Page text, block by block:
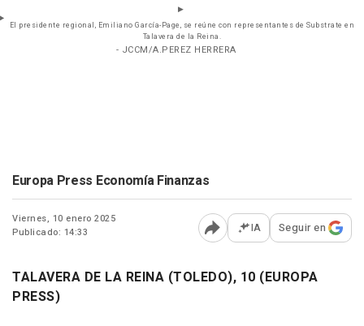
El presidente regional, Emiliano García-Page, se reúne con representantes de Substrate en
Talavera de la Reina.
- JCCM/A.PEREZ HERRERA
Europa Press Economía Finanzas
Viernes, 10 enero 2025
Publicado: 14:33
Abrir opciones para
IA Seguir en
TALAVERA DE LA REINA (TOLEDO), 10 (EUROPA
PRESS)